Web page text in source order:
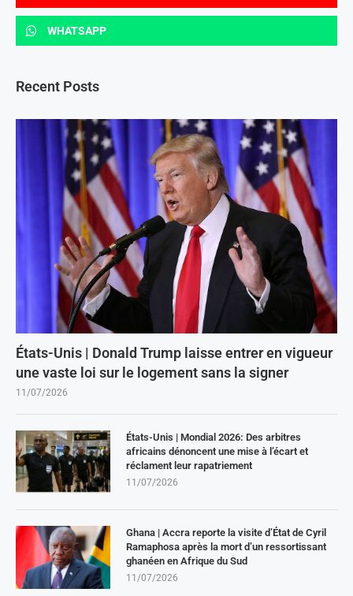
WHATSAPP
Recent Posts
États-Unis | Donald Trump laisse entrer en vigueur
une vaste loi sur le logement sans la signer
11/07/2026
États-Unis | Mondial 2026: Des arbitres
africains dénoncent une mise à l’écart et
réclament leur rapatriement
11/07/2026
Ghana | Accra reporte la visite d’État de Cyril
Ramaphosa après la mort d’un ressortissant
ghanéen en Afrique du Sud
11/07/2026